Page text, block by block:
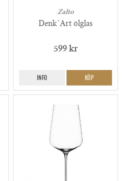
Zalto
Denk`Art ölglas
599 kr
INFO KÖP